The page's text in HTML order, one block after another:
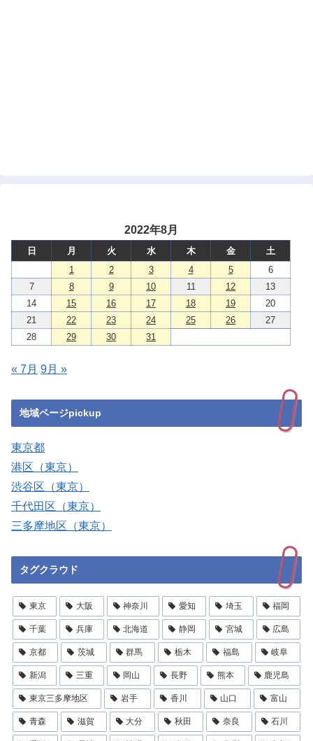
2022年8月
日 月 火 水 木 金
土
1
2 3 4 5
6
7
8 9 10 11 12
13
14
15 16 17 18 19
20
21
22 23 24 25 26
27
28
29 30 31
« 7月 9月 »
地域ページpickup
東京都
港区（東京）
渋谷区（東京）
千代田区（東京）
三多摩地区（東京）
タグクラウド
東京 大阪 神奈川 愛知 埼玉 福岡
千葉 兵庫 北海道 静岡 宮城 広島
京都 茨城 群馬 栃木 福島 岐阜
新潟 三重 岡山 長野 熊本 鹿児島
東京三多摩地区 岩手 香川 山口 富山
青森 滋賀 大分 秋田 奈良 石川